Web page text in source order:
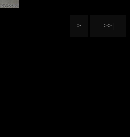
>>|
>